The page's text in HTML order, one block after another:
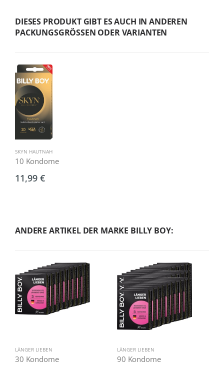
DIESES PRODUKT GIBT ES AUCH IN ANDEREN
PACKUNGSGRÖSSEN ODER VARIANTEN
SKYN HAUTNAH
10 Kondome
11,99 €
ANDERE ARTIKEL DER MARKE BILLY BOY:
LÄNGER LIEBEN
30 Kondome
LÄNGER LIEBEN
90 Kondome